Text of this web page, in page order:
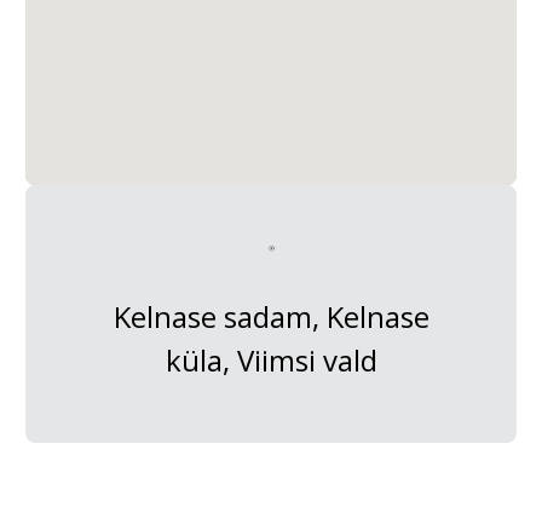
Kelnase sadam, Kelnase
küla, Viimsi vald